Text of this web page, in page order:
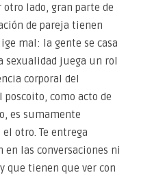
lado, gran parte de
de pareja tienen
mal: la gente se casa
sexualidad juega un rol
corporal del
como acto de
es sumamente
otro. Te entrega
en las conversaciones ni
que tienen que ver con